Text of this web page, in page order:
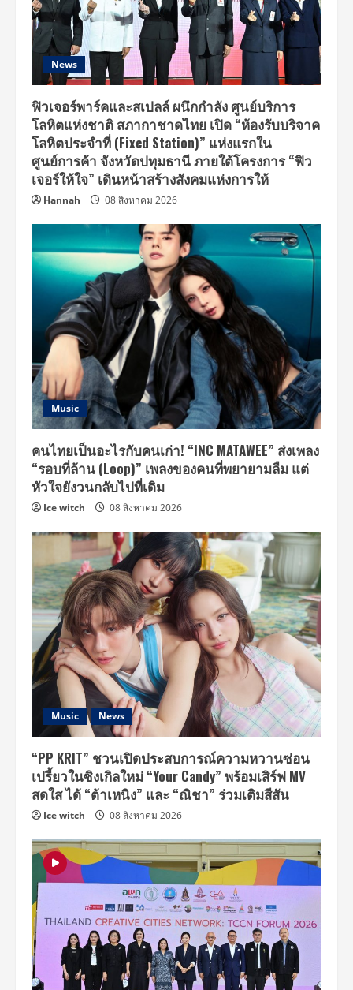
News
ฟิวเจอร์พาร์คและสเปลล์ ผนึกกำลัง ศูนย์บริการ
โลหิตแห่งชาติ สภากาชาดไทย เปิด “ห้องรับบริจาค
โลหิตประจำที่ (Fixed Station)” แห่งแรกใน
ศูนย์การค้า จังหวัดปทุมธานี ภายใต้โครงการ “ฟิว
เจอร์ให้ใจ” เดินหน้าสร้างสังคมแห่งการให้
Hannah 08 สิงหาคม 2026
Music
คนไทยเป็นอะไรกับคนเก่า! “INC MATAWEE” ส่งเพลง
“รอบที่ล้าน (Loop)” เพลงของคนที่พยายามลืม แต่
หัวใจยังวนกลับไปที่เดิม
Ice witch 08 สิงหาคม 2026
Music News
“PP KRIT” ชวนเปิดประสบการณ์ความหวานซ่อน
เปรี้ยวในซิงเกิลใหม่ “Your Candy” พร้อมเสิร์ฟ MV
สดใส ได้ “ต้าเหนิง” และ “ณิชา” ร่วมเติมสีสัน
Ice witch 08 สิงหาคม 2026